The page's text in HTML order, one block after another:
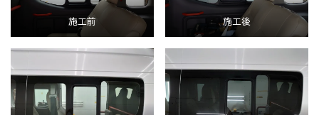
施工前 施工後